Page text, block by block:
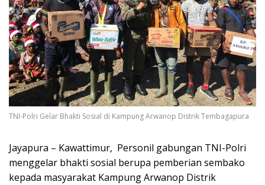
TNI-Polri Gelar Bhakti Sosial di Kampung Arwanop Distrik Tembagapura
Jayapura – Kawattimur, Personil gabungan TNI-Polri
menggelar bhakti sosial berupa pemberian sembako
kepada masyarakat Kampung Arwanop Distrik